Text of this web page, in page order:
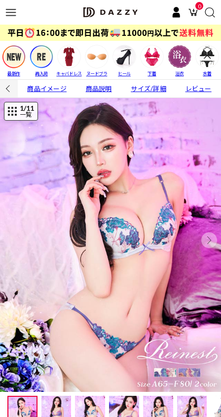
0
最新作 再入荷 キャバドレス ヌードブラ ヒール 下着 浴衣 水着
商品イメージ 商品説明 サイズ/詳細 レビュー
1/11
一覧